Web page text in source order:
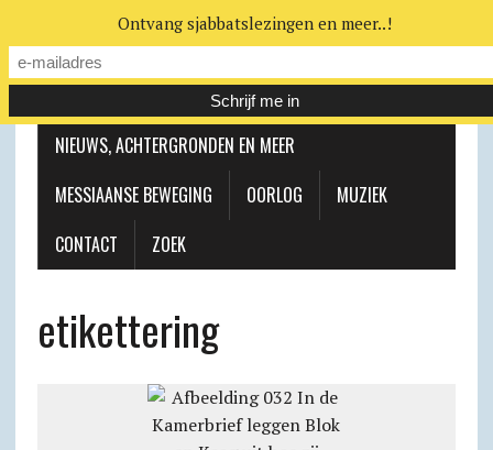
MESSIAANSE GEMEENTE
NIEUWS, ACHTERGRONDEN EN MEER
MESSIAANSE BEWEGING
OORLOG
MUZIEK
CONTACT
ZOEK
etikettering
Ontvang sjabbatslezingen en meer..!